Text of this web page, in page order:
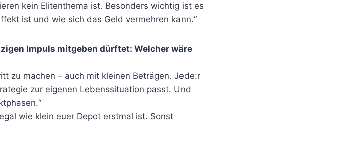
kein Elitenthema ist. Besonders wichtig ist es
ist und wie sich das Geld vermehren kann.“
Impuls mitgeben dürftet: Welcher wäre
zu machen – auch mit kleinen Beträgen. Jede:r
zur eigenen Lebenssituation passt. Und
wie klein euer Depot erstmal ist. Sonst